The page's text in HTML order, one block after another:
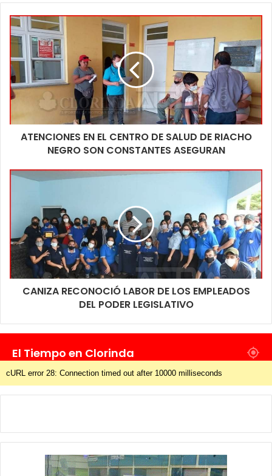
ATENCIONES EN EL CENTRO DE SALUD DE RIACHO
NEGRO SON CONSTANTES ASEGURAN
CANIZA RECONOCIÓ LABOR DE LOS EMPLEADOS
DEL PODER LEGISLATIVO
El Tiempo en Clorinda
cURL error 28: Connection timed out after 10000 milliseconds